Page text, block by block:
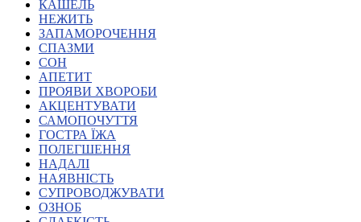
Правознавство
Реєстр перекладачів жестової мови Українського
товариства глухих
Підготовка перекладачів
"Сервіс УТОГ"
Атестація
Безбар'єрність для глухих
Волинська область
Дніпропетровська область
КАШЕЛЬ
НЕЖИТЬ
ЗАПАМОРОЧЕННЯ
СПАЗМИ
СОН
АПЕТИТ
ПРОЯВИ ХВОРОБИ
АКЦЕНТУВАТИ
САМОПОЧУТТЯ
ГОСТРА ЇЖА
ПОЛЕГШЕННЯ
НАДАЛІ
НАЯВНІСТЬ
СУПРОВОДЖУВАТИ
ОЗНОБ